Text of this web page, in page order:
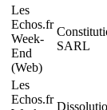
Les
Echos.fr
Week-
End
(Web)
SARL
Les
Echos.fr